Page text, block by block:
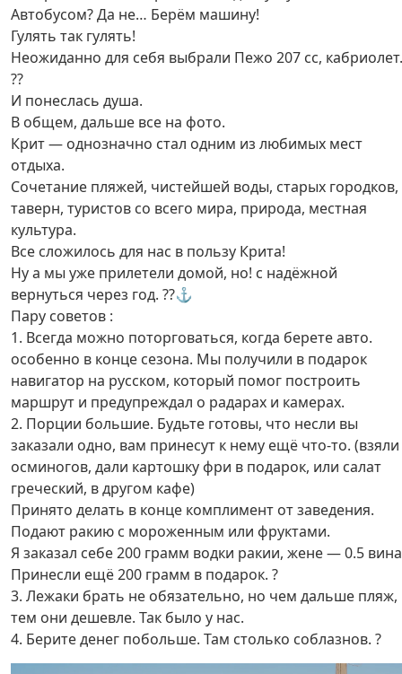
Автобусом? Да не… Берём машину!
Гулять так гулять!
Неожиданно для себя выбрали Пежо 207 сс, кабриолет.
??
И понеслась душа.
В общем, дальше все на фото.
Крит — однозначно стал одним из любимых мест
отдыха.
Сочетание пляжей, чистейшей воды, старых городков,
таверн, туристов со всего мира, природа, местная
культура.
Все сложилось для нас в пользу Крита!
Ну а мы уже прилетели домой, но! с надёжной
вернуться через год. ??⚓
Пару советов :
1. Всегда можно поторговаться, когда берете авто.
особенно в конце сезона. Мы получили в подарок
навигатор на русском, который помог построить
маршрут и предупреждал о радарах и камерах.
2. Порции большие. Будьте готовы, что несли вы
заказали одно, вам принесут к нему ещё что-то. (взяли
осминогов, дали картошку фри в подарок, или салат
греческий, в другом кафе)
Принято делать в конце комплимент от заведения.
Подают ракию с мороженным или фруктами.
Я заказал себе 200 грамм водки ракии, жене — 0.5
Принесли ещё 200 грамм в подарок. ?
3. Лежаки брать не обязательно, но чем дальше пляж,
тем они дешевле. Так было у нас.
4. Берите денег побольше. Там столько соблазнов. ?